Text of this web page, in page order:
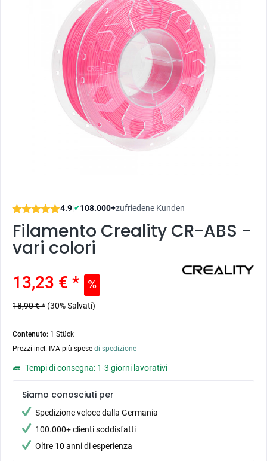
4.9|✔108.000+zufriedene Kunden
Filamento Creality CR-ABS -
vari colori
13,23 € *
18,90 € * (30% Salvati)
Contenuto: 1 Stück
Prezzi incl. IVA più spese di spedizione
Tempi di consegna: 1-3 giorni lavorativi
Siamo conosciuti per
Spedizione veloce dalla Germania
100.000+ clienti soddisfatti
Oltre 10 anni di esperienza